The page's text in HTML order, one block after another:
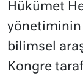
Hükümet
yönetiminin
bilimsel
Kongre